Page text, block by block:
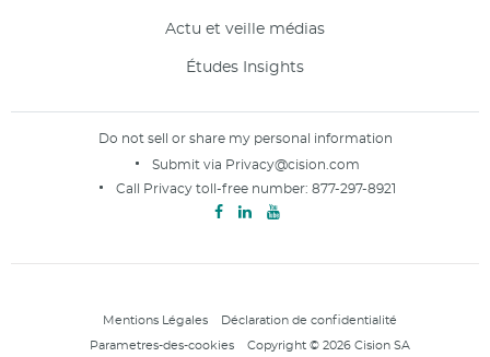
Actu et veille médias
Études Insights
Do not sell or share my personal information
Submit via Privacy@cision.com
Call Privacy toll-free number: 877-297-8921
Mentions Légales Déclaration de confidentialité
Parametres-des-cookies Copyright © 2026 Cision SA